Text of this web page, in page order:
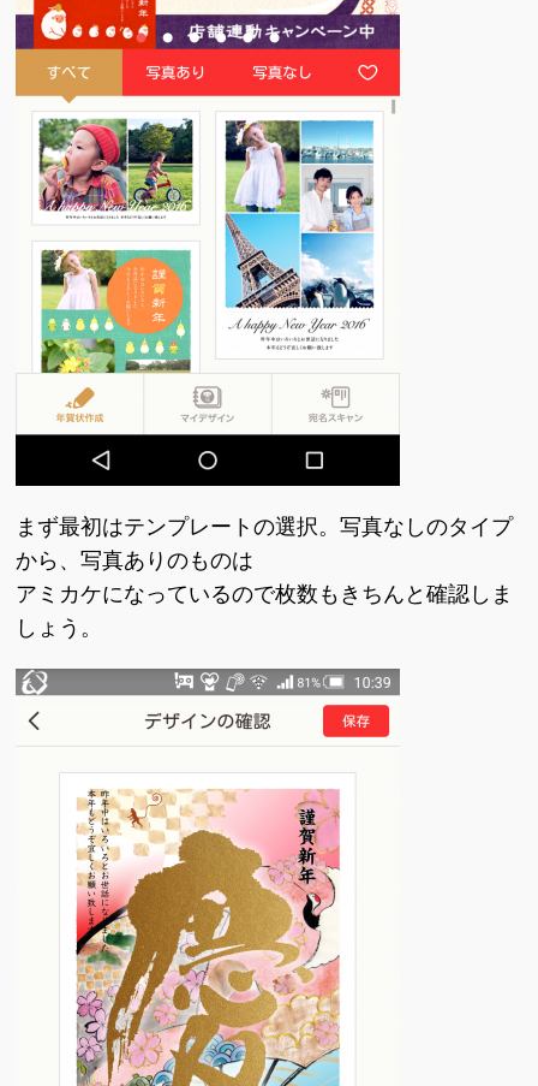
まず最初はテンプレートの選択。写真なしのタイプ
から、写真ありのものは
アミカケになっているので枚数もきちんと確認しま
しょう。